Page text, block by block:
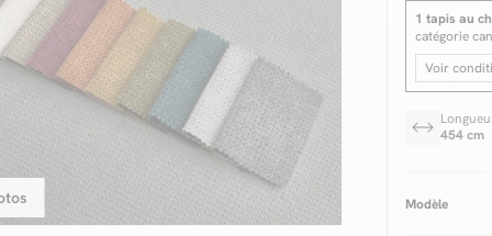
1 tapis au
catégorie
Voir
454 cm
Modèle